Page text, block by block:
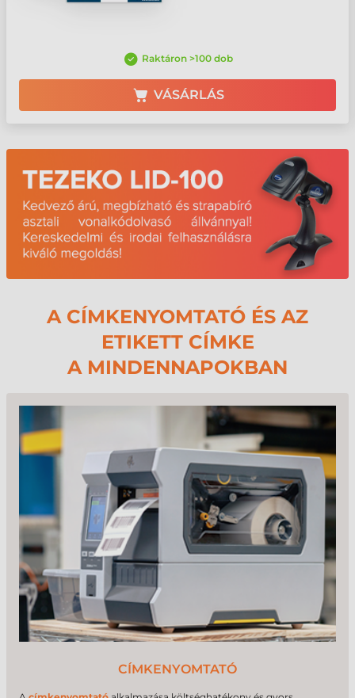
Raktáron >100 dob
VÁSÁRLÁS
A CÍMKENYOMTATÓ ÉS AZ
ETIKETT CÍMKE
A MINDENNAPOKBAN
CÍMKENYOMTATÓ